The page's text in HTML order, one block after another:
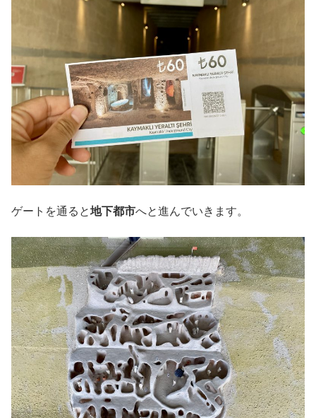
ゲートを通ると地下都市へと進んでいきます。